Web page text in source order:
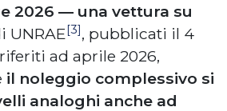
2026 — una vettura su
UNRAE[3], pubblicati il 4
ad aprile 2026,
il noleggio complessivo si
analoghi anche ad